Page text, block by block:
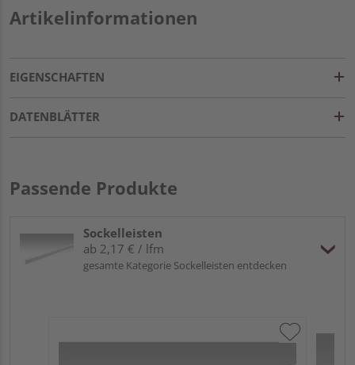
Artikelinformationen
EIGENSCHAFTEN
DATENBLÄTTER
Passende Produkte
Sockelleisten
ab 2,17 € / lfm
gesamte Kategorie Sockelleisten entdecken